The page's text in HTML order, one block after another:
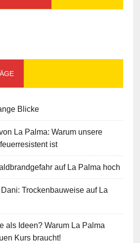
Blicke
La Palma: Warum unsere
ist
auf La Palma hoch
Trockenbauweise auf La
als Ideen? Warum La Palma
Kurs braucht!